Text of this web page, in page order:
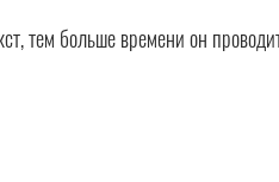
тем больше времени он